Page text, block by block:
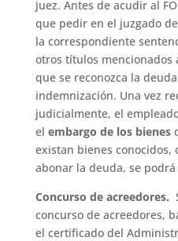
juez. Antes de acudir al
que pedir en el juzgado
la correspondiente
otros títulos mencionados
que se reconozca la
indemnización. Una vez
judicialmente, el
el embargo de los bienes
existan bienes conocidos,
abonar la deuda, se
Concurso de acreedores.
concurso de acreedores,
el certificado del